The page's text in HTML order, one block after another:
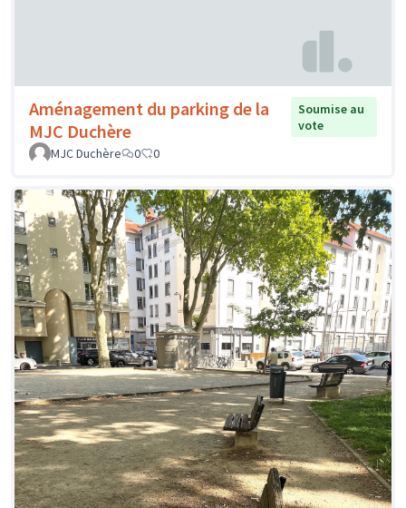
Aménagement du parking de la
MJC Duchère
Soumise au
vote
MJC Duchère
0 0